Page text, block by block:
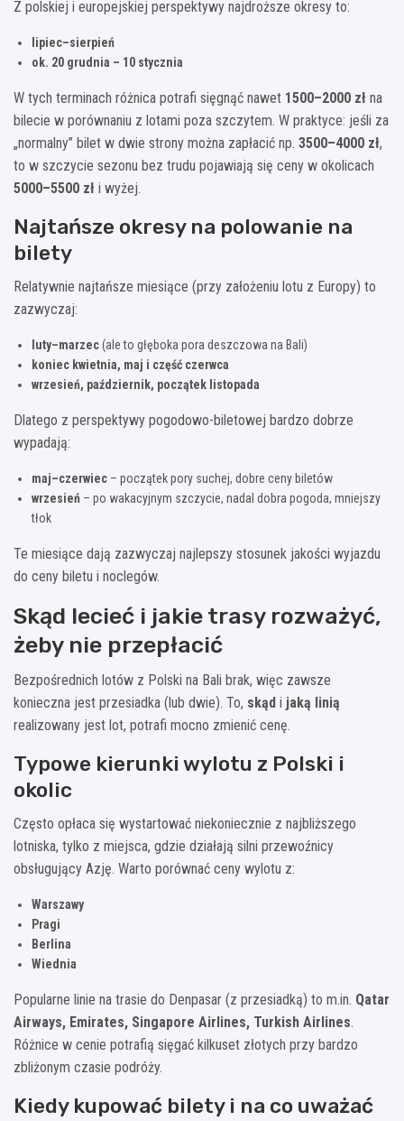
Z polskiej i europejskiej perspektywy najdroższe okresy to:
lipiec–sierpień
ok. 20 grudnia – 10 stycznia
W tych terminach różnica potrafi sięgnąć nawet 1500–2000 zł na
bilecie w porównaniu z lotami poza szczytem. W praktyce: jeśli za
„normalny” bilet w dwie strony można zapłacić np. 3500–4000 zł,
to w szczycie sezonu bez trudu pojawiają się ceny w okolicach
5000–5500 zł i wyżej.
Najtańsze okresy na polowanie na
bilety
Relatywnie najtańsze miesiące (przy założeniu lotu z Europy) to
zazwyczaj:
luty–marzec(ale to głęboka pora deszczowa na Bali)
koniec kwietnia, maj i część czerwca
wrzesień, październik, początek listopada
Dlatego z perspektywy pogodowo-biletowej bardzo dobrze
wypadają:
maj–czerwiec – początek pory suchej, dobre ceny biletów
wrzesień – po wakacyjnym szczycie, nadal dobra pogoda, mniejszy
tłok
Te miesiące dają zazwyczaj najlepszy stosunek jakości wyjazdu
do ceny biletu i noclegów.
Skąd lecieć i jakie trasy rozważyć,
żeby nie przepłacić
Bezpośrednich lotów z Polski na Bali brak, więc zawsze
konieczna jest przesiadka (lub dwie). To, skąd i jaką linią
realizowany jest lot, potrafi mocno zmienić cenę.
Typowe kierunki wylotu z Polski i
okolic
Często opłaca się wystartować niekoniecznie z najbliższego
lotniska, tylko z miejsca, gdzie działają silni przewoźnicy
obsługujący Azję. Warto porównać ceny wylotu z:
Warszawy
Pragi
Berlina
Wiednia
Popularne linie na trasie do Denpasar (z przesiadką) to m.in. Qatar
Airways, Emirates, Singapore Airlines, Turkish Airlines.
Różnice w cenie potrafią sięgać kilkuset złotych przy bardzo
zbliżonym czasie podróży.
Kiedy kupować bilety i na co uważać